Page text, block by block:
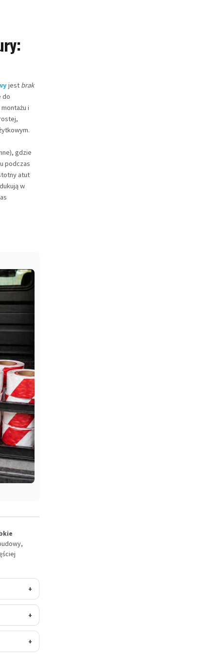
jest brak
do
i
gdzie
podczas
atut
w
+
+
+